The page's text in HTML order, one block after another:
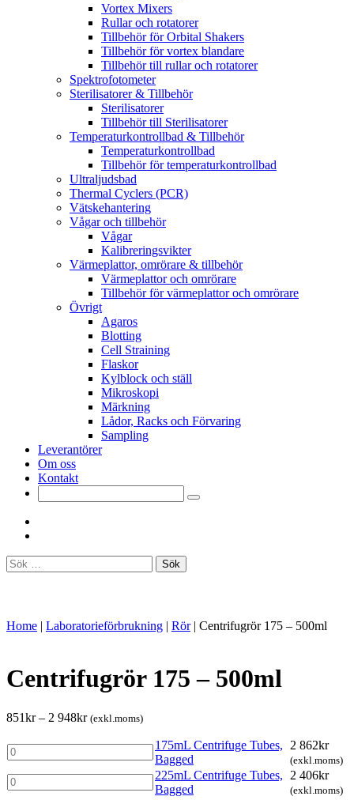
Vortex Mixers
Rullar och rotatorer
Tillbehör för Orbital Shakers
Tillbehör för vortex blandare
Tillbehör till rullar och rotatorer
Spektrofotometer
Sterilisatorer & Tillbehör
Sterilisatorer
Tillbehör till Sterilisatorer
Temperaturkontrollbad & Tillbehör
Temperaturkontrollbad
Tillbehör för temperaturkontrollbad
Ultraljudsbad
Thermal Cyclers (PCR)
Vätskehantering
Vågar och tillbehör
Vågar
Kalibreringsvikter
Värmeplattor, omrörare & tillbehör
Värmeplattor och omrörare
Tillbehör för värmeplattor och omrörare
Övrigt
Agaros
Blotting
Cell Straining
Flaskor
Kylblock och ställ
Mikroskopi
Märkning
Lådor, Racks och Förvaring
Sampling
Leverantörer
Om oss
Kontakt
Sök
efter:
Home | Laboratorieförbrukning | Rör | Centrifugrör 175 – 500ml
Centrifugrör 175 – 500ml
851kr– 2 948kr (exkl.moms)
175mL
Centrifuge
Tubes,
Bagged
175mL Centrifuge Tubes,
Bagged
2 862kr
(exkl.moms)
225mL
Centrifuge
225mL Centrifuge Tubes,
Bagged
2 406kr
(exkl.moms)